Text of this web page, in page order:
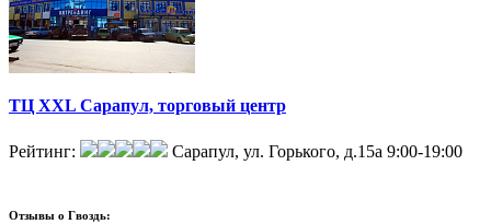
ТЦ XXL Сарапул, торговый центр
Рейтинг: Сарапул, ул. Горького, д.15а 9:00-19:00
Отзывы о Гвоздь: